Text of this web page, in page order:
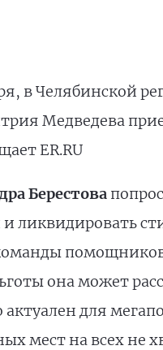
в Челябинской
Медведева
ER.RU
Берестова
ликвидировать
помощников
она может
актуален для
мест на всех не